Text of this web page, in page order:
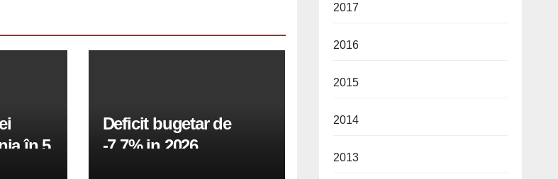
în 5
Deficit bugetar de
-7,7% in 2026,
2017
2016
2015
2014
2013